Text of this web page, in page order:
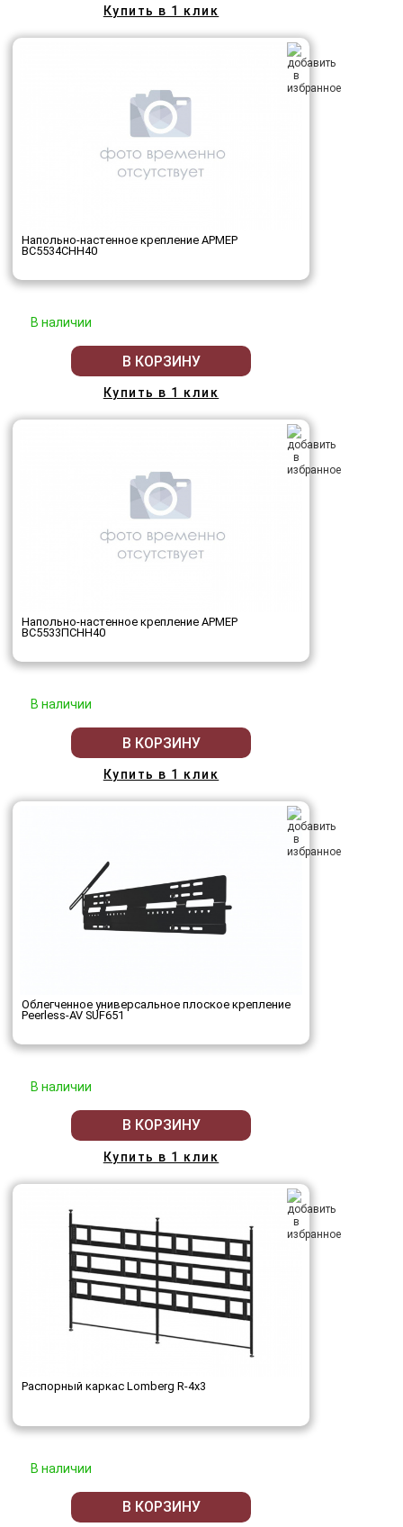
Купить в 1 клик
Напольно-настенное крепление АРМЕР
ВС5534СНН40
В наличии
В КОРЗИНУ
Купить в 1 клик
Напольно-настенное крепление АРМЕР
ВС5533ПСНН40
В наличии
В КОРЗИНУ
Купить в 1 клик
Облегченное универсальное плоское крепление
Peerless-AV SUF651
В наличии
В КОРЗИНУ
Купить в 1 клик
Распорный каркас Lomberg R-4х3
В наличии
В КОРЗИНУ